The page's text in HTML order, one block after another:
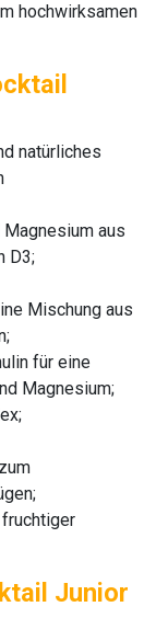
hochwirksamen
natürliches
aus
D3;
Mischung aus
für eine
Magnesium;
Junior